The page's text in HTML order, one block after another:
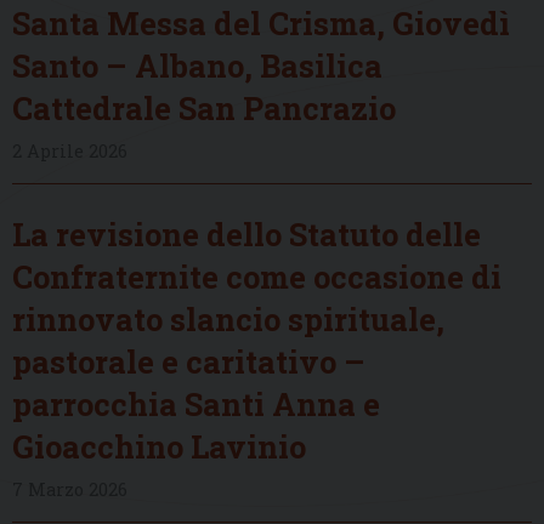
Santa Messa del Crisma, Giovedì
Santo – Albano, Basilica
Cattedrale San Pancrazio
La revisione dello Statuto delle
Confraternite come occasione di
rinnovato slancio spirituale,
pastorale e caritativo –
parrocchia Santi Anna e
Gioacchino Lavinio